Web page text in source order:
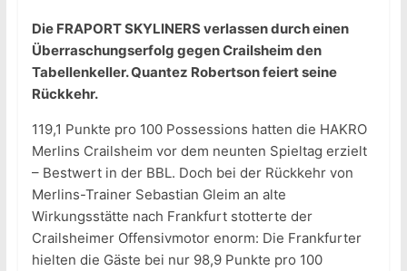
Die FRAPORT SKYLINERS verlassen durch einen
Überraschungserfolg gegen Crailsheim den
Tabellenkeller. Quantez Robertson feiert seine
Rückkehr.
119,1 Punkte pro 100 Possessions hatten die HAKRO
Merlins Crailsheim vor dem neunten Spieltag erzielt
– Bestwert in der BBL. Doch bei der Rückkehr von
Merlins-Trainer Sebastian Gleim an alte
Wirkungsstätte nach Frankfurt stotterte der
Crailsheimer Offensivmotor enorm: Die Frankfurter
hielten die Gäste bei nur 98,9 Punkte pro 100